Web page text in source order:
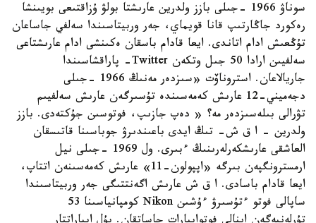
سوناۋ 1966 -جىلى بازز ولدرين عارىشتا بولۋ ۇزاقتىعى بويىنشا
رەكورد جاڭارتىپ قانا قويماي، جەر وربيتاسىندا سەلفي جاساعان
تۇڭعىش ادام اتاندى. ايعا قادام باسقان ەكىنشى ادام عارىشتاعى
سەلفيىن ارادا 50 جىل وتكەن Twitter- پاراقشاسىندا
جاريالاعان. استروناۆت «سىزدەر مەنىڭ 1966 -جىلى
دجەميني-12 عارىش كەمەسىندە تۇسىرگەن عارىش سەلفيىم
تۋرالى بىلەسىزدەر مە؟ « دەپ جازىپ، فوتوسىن جۇكتەدى. بازز
ولدرين - ا ق ش- تىڭ ايدى باعىندىرۋ جوباسىنا قاتىسقان
العاشقى عارىشكەرلەرىنىڭ ءبىرى. ول 1969 -جىلى نيل
ارمسترونگپەن بىرگە «اپپولون-11» عارىش كەمەسىنەن اتتاپ،
ايعا قادام باسادى. ا ق ش عارىش اگەنتتىگى جەر وربيتاسىندا
ساپالى فوتو ءتۇسىرۋ ءۇشىن Nikon كومپانياسىنا 53